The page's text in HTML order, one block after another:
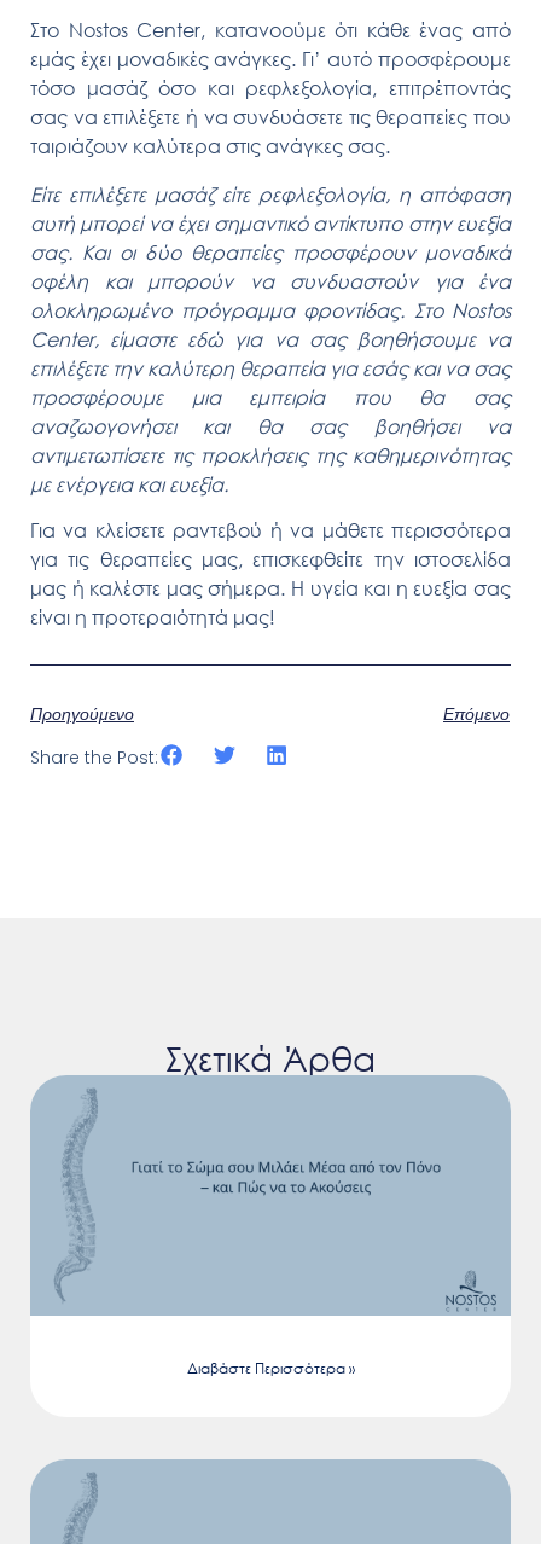
Στο Nostos Center, κατανοούμε ότι κάθε ένας από
εμάς έχει μοναδικές ανάγκες. Γι’ αυτό προσφέρουμε
τόσο μασάζ όσο και ρεφλεξολογία, επιτρέποντάς
σας να επιλέξετε ή να συνδυάσετε τις θεραπείες που
ταιριάζουν καλύτερα στις ανάγκες σας.
Είτε επιλέξετε μασάζ είτε ρεφλεξολογία, η απόφαση
αυτή μπορεί να έχει σημαντικό αντίκτυπο στην ευεξία
σας. Και οι δύο θεραπείες προσφέρουν μοναδικά
οφέλη και μπορούν να συνδυαστούν για ένα
ολοκληρωμένο πρόγραμμα φροντίδας. Στο Nostos
Center, είμαστε εδώ για να σας βοηθήσουμε να
επιλέξετε την καλύτερη θεραπεία για εσάς και να σας
προσφέρουμε μια εμπειρία που θα σας
αναζωογονήσει και θα σας βοηθήσει να
αντιμετωπίσετε τις προκλήσεις της καθημερινότητας
με ενέργεια και ευεξία.
Για να κλείσετε ραντεβού ή να μάθετε περισσότερα
για τις θεραπείες μας, επισκεφθείτε την ιστοσελίδα
μας ή καλέστε μας σήμερα. Η υγεία και η ευεξία σας
είναι η προτεραιότητά μας!
Προηγούμενο
Επόμενο
Share the Post:
Σχετικά Άρθα
Διαβάστε Περισσότερα »